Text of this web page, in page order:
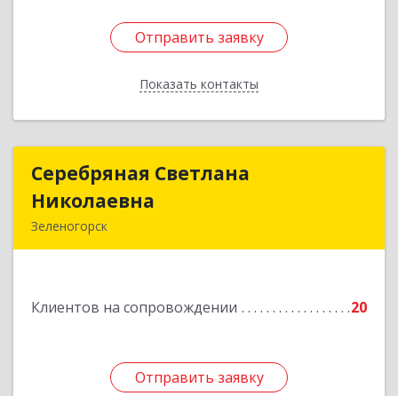
Отправить заявку
Показать контакты
Отправить заявку
Назад
Серебряная Светлана
Николаевна
Зеленогорск
Клиентов на сопровождении 20
Отправить заявку
Серебряная Светлана
Подробнее
Отправить заявку